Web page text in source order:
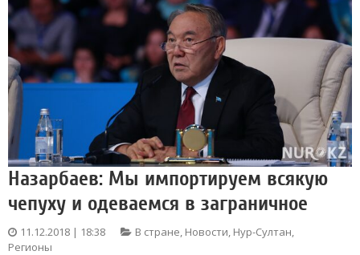
Назарбаев: Мы импортируем всякую
чепуху и одеваемся в заграничное
11.12.2018 | 18:38 В стране, Новости, Нур-Султан,
Регионы